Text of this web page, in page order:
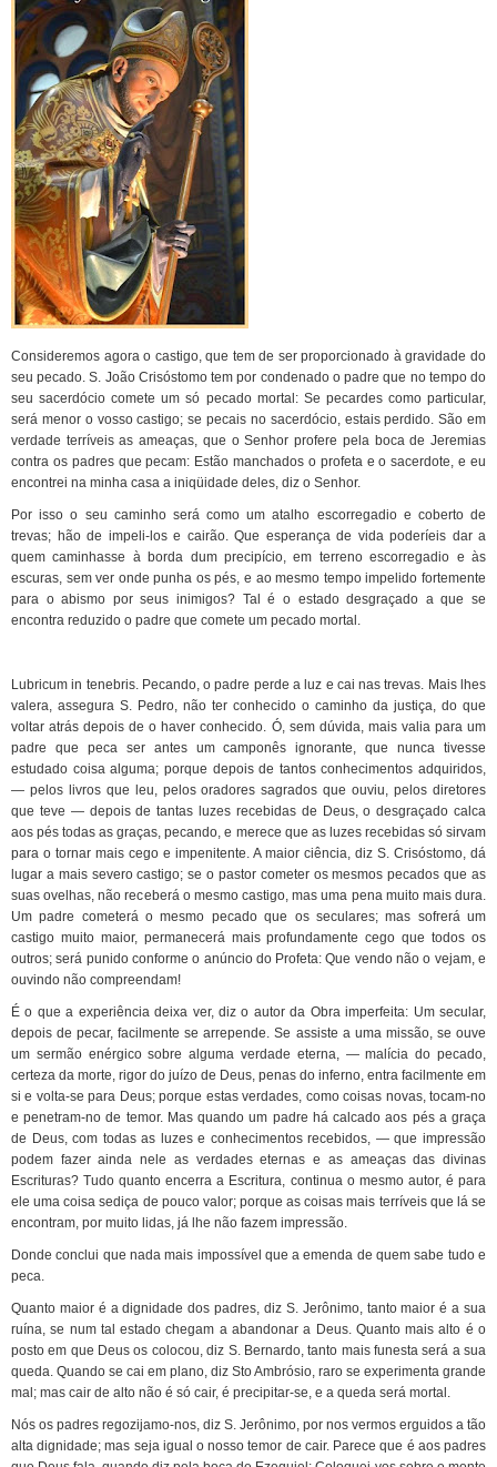
Consideremos agora o castigo, que tem de ser proporcionado à gravidade do
seu pecado. S. João Crisóstomo tem por condenado o padre que no tempo do
seu sacerdócio comete um só pecado mortal: Se pecardes como particular,
será menor o vosso castigo; se pecais no sacerdócio, estais perdido. São em
verdade terríveis as ameaças, que o Senhor profere pela boca de Jeremias
contra os padres que pecam: Estão manchados o profeta e o sacerdote, e eu
encontrei na minha casa a iniqüidade deles, diz o Senhor.
Por isso o seu caminho será como um atalho escorregadio e coberto de
trevas; hão de impeli-los e cairão. Que esperança de vida poderíeis dar a
quem caminhasse à borda dum precipício, em terreno escorregadio e às
escuras, sem ver onde punha os pés, e ao mesmo tempo impelido fortemente
para o abismo por seus inimigos? Tal é o estado desgraçado a que se
encontra reduzido o padre que comete um pecado mortal.
Lubricum in tenebris. Pecando, o padre perde a luz e cai nas trevas. Mais lhes
valera, assegura S. Pedro, não ter conhecido o caminho da justiça, do que
voltar atrás depois de o haver conhecido. Ó, sem dúvida, mais valia para um
padre que peca ser antes um camponês ignorante, que nunca tivesse
estudado coisa alguma; porque depois de tantos conhecimentos adquiridos,
— pelos livros que leu, pelos oradores sagrados que ouviu, pelos diretores
que teve — depois de tantas luzes recebidas de Deus, o desgraçado calca
aos pés todas as graças, pecando, e merece que as luzes recebidas só sirvam
para o tornar mais cego e impenitente. A maior ciência, diz S. Crisóstomo, dá
lugar a mais severo castigo; se o pastor cometer os mesmos pecados que as
suas ovelhas, não receberá o mesmo castigo, mas uma pena muito mais dura.
Um padre cometerá o mesmo pecado que os seculares; mas sofrerá um
castigo muito maior, permanecerá mais profundamente cego que todos os
outros; será punido conforme o anúncio do Profeta: Que vendo não o vejam, e
ouvindo não compreendam!
É o que a experiência deixa ver, diz o autor da Obra imperfeita: Um secular,
depois de pecar, facilmente se arrepende. Se assiste a uma missão, se ouve
um sermão enérgico sobre alguma verdade eterna, — malícia do pecado,
certeza da morte, rigor do juízo de Deus, penas do inferno, entra facilmente em
si e volta-se para Deus; porque estas verdades, como coisas novas, tocam-no
e penetram-no de temor. Mas quando um padre há calcado aos pés a graça
de Deus, com todas as luzes e conhecimentos recebidos, — que impressão
podem fazer ainda nele as verdades eternas e as ameaças das divinas
Escrituras? Tudo quanto encerra a Escritura, continua o mesmo autor, é para
ele uma coisa sediça de pouco valor; porque as coisas mais terríveis que lá se
encontram, por muito lidas, já lhe não fazem impressão.
Donde conclui que nada mais impossível que a emenda de quem sabe tudo e
peca.
Quanto maior é a dignidade dos padres, diz S. Jerônimo, tanto maior é a sua
ruína, se num tal estado chegam a abandonar a Deus. Quanto mais alto é o
posto em que Deus os colocou, diz S. Bernardo, tanto mais funesta será a sua
queda. Quando se cai em plano, diz Sto Ambrósio, raro se experimenta grande
mal; mas cair de alto não é só cair, é precipitar-se, e a queda será mortal.
Nós os padres regozijamo-nos, diz S. Jerônimo, por nos vermos erguidos a tão
alta dignidade; mas seja igual o nosso temor de cair. Parece que é aos padres